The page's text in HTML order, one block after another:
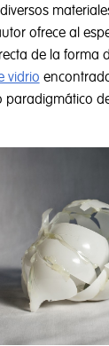
ofrece al
de la forma
vidrio
paradigmático